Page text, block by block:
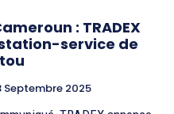
: TRADEX
service de
Septembre 2025